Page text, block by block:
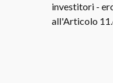
investitori -
all'Articolo